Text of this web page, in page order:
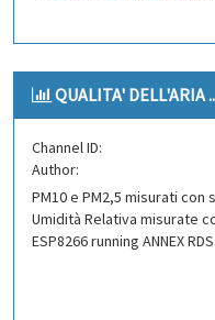
QUALITA' DELL'ARIA
Channel ID:
Author:
PM10 e PM2,5 misurati con
Umidità Relativa misurate
ESP8266 running ANNEX RDS.